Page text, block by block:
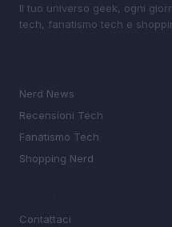
Il tuo universo geek, ogni
tech, fanatismo tech e
Nerd News
Recensioni Tech
Fanatismo Tech
Shopping Nerd
Contattaci